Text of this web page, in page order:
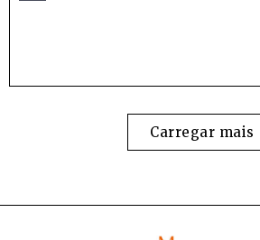
Carregar mais